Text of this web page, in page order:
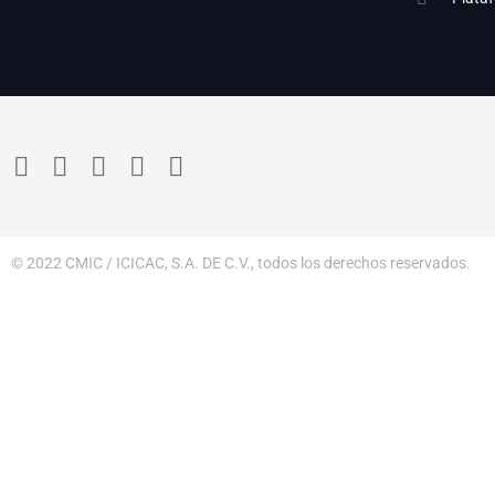
© 2022 CMIC / ICICAC, S.A. DE C.V., todos los derechos reservados.